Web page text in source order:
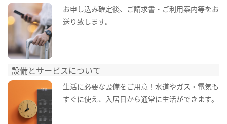
お申し込み確定後、ご請求書・ご利用案内等をお
送り致します。
設備とサービスについて
生活に必要な設備をご用意！水道やガス・電気も
すぐに使え、入居日から通常に生活ができます。